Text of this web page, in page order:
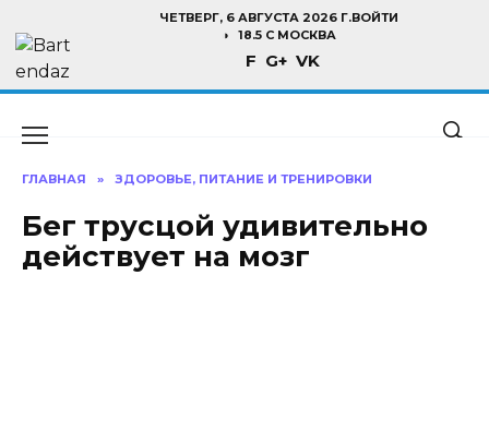
содержанию
ЧЕТВЕРГ, 6 АВГУСТА 2026 Г.ВОЙТИ
18.5 C МОСКВА
F G+ VK
ГЛАВНАЯ » ЗДОРОВЬЕ, ПИТАНИЕ И ТРЕНИРОВКИ
Бег трусцой удивительно
действует на мозг